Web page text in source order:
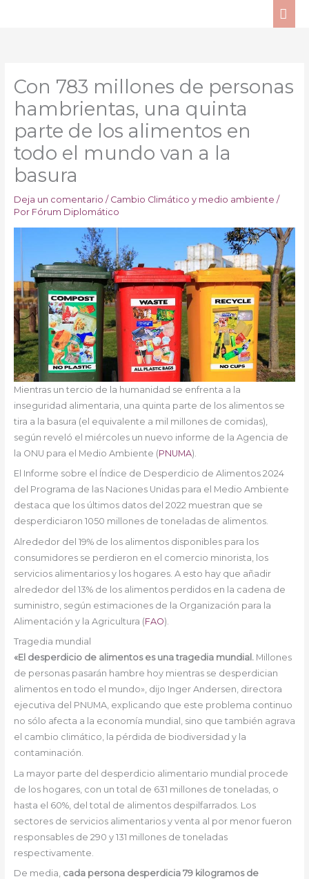
Con 783 millones de personas
hambrientas, una quinta
parte de los alimentos en
todo el mundo van a la
basura
Deja un comentario / Cambio Climático y medio ambiente /
Por Fórum Diplomático
Mientras un tercio de la humanidad se enfrenta a la
inseguridad alimentaria, una quinta parte de los alimentos se
tira a la basura (el equivalente a mil millones de comidas),
según reveló el miércoles un nuevo informe de la Agencia de
la ONU para el Medio Ambiente (PNUMA).
El Informe sobre el Índice de Desperdicio de Alimentos 2024
del Programa de las Naciones Unidas para el Medio Ambiente
destaca que los últimos datos del 2022 muestran que se
desperdiciaron 1050 millones de toneladas de alimentos.
Alrededor del 19% de los alimentos disponibles para los
consumidores se perdieron en el comercio minorista, los
servicios alimentarios y los hogares. A esto hay que añadir
alrededor del 13% de los alimentos perdidos en la cadena de
suministro, según estimaciones de la Organización para la
Alimentación y la Agricultura (FAO).
Tragedia mundial
«El desperdicio de alimentos es una tragedia mundial. Millones
de personas pasarán hambre hoy mientras se desperdician
alimentos en todo el mundo», dijo Inger Andersen, directora
ejecutiva del PNUMA, explicando que este problema continuo
no sólo afecta a la economía mundial, sino que también agrava
el cambio climático, la pérdida de biodiversidad y la
contaminación.
La mayor parte del desperdicio alimentario mundial procede
de los hogares, con un total de 631 millones de toneladas, o
hasta el 60%, del total de alimentos despilfarrados. Los
sectores de servicios alimentarios y venta al por menor fueron
responsables de 290 y 131 millones de toneladas
respectivamente.
De media, cada persona desperdicia 79 kilogramos de